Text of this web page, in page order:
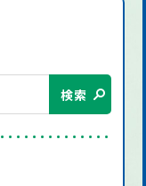
検索